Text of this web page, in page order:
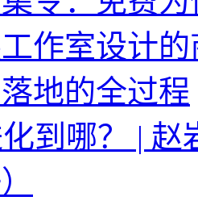
作室设计
地的全过程
到哪？ |